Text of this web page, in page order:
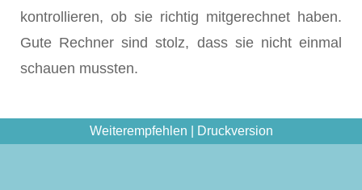
kontrollieren, ob sie richtig mitgerechnet haben.
Gute Rechner sind stolz, dass sie nicht einmal
schauen mussten.
Weiterempfehlen Druckversion